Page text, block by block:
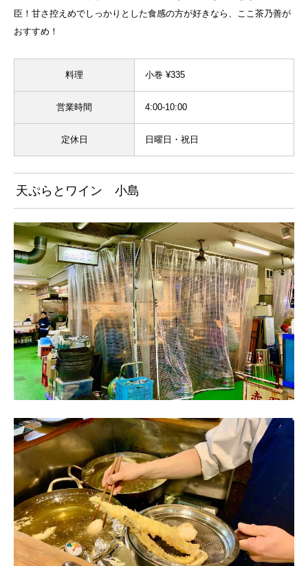
臣！甘さ控えめでしっかりとした食感の方が好きなら、ここ茶乃善が
おすすめ！
料理 小巻 ¥335
営業時間 4:00-10:00
定休日 日曜日・祝日
天ぷらとワイン 小島